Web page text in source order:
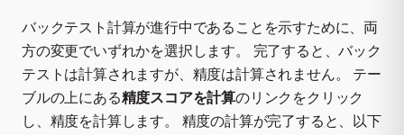
バックテスト計算が進行中であることを示すために、両
方の変更でいずれかを選択します。 完了すると、バック
テストは計算されますが、精度は計算されません。 テー
ブルの上にある精度スコアを計算のリンクをクリック
し、精度を計算します。 精度の計算が完了すると、以下